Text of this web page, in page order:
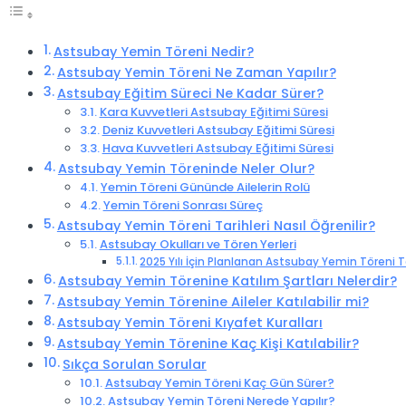
Astsubay Yemin Töreni Nedir?
Astsubay Yemin Töreni Ne Zaman Yapılır?
Astsubay Eğitim Süreci Ne Kadar Sürer?
Kara Kuvvetleri Astsubay Eğitimi Süresi
Deniz Kuvvetleri Astsubay Eğitimi Süresi
Hava Kuvvetleri Astsubay Eğitimi Süresi
Astsubay Yemin Töreninde Neler Olur?
Yemin Töreni Gününde Ailelerin Rolü
Yemin Töreni Sonrası Süreç
Astsubay Yemin Töreni Tarihleri Nasıl Öğrenilir?
Astsubay Okulları ve Tören Yerleri
2025 Yılı İçin Planlanan Astsubay Yemin Töreni
Astsubay Yemin Törenine Katılım Şartları Nelerdir?
Astsubay Yemin Törenine Aileler Katılabilir mi?
Astsubay Yemin Töreni Kıyafet Kuralları
Astsubay Yemin Törenine Kaç Kişi Katılabilir?
Sıkça Sorulan Sorular
Astsubay Yemin Töreni Kaç Gün Sürer?
Astsubay Yemin Töreni Nerede Yapılır?